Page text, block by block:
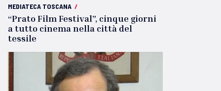
MEDIATECA TOSCANA /
“Prato Film Festival”, cinque giorni
a tutto cinema nella città del
tessile